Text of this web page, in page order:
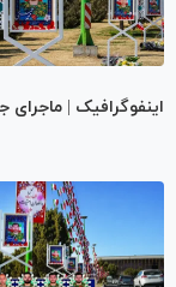
اینفوگرافیک | ماجرای